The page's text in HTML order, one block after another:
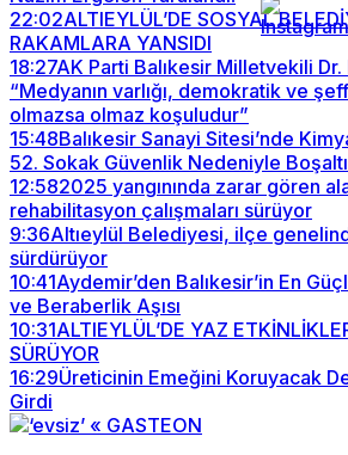
22:02ALTIEYLÜL’DE SOSYAL
RAKAMLARA YANSIDI
18:27AK Parti Balıkesir Milletvekili
“Medyanın varlığı, demokratik ve
olmazsa olmaz koşuludur”
15:48Balıkesir Sanayi Sitesi’nde
52. Sokak Güvenlik Nedeniyle
12:582025 yangınında zarar gören
rehabilitasyon çalışmaları sürüyor
9:36Altıeylül Belediyesi, ilçe
sürdürüyor
10:41Aydemir’den Balıkesir’in En
ve Beraberlik Aşısı
10:31ALTIEYLÜL’DE YAZ
SÜRÜYOR
16:29Üreticinin Emeğini Koruyacak
Girdi